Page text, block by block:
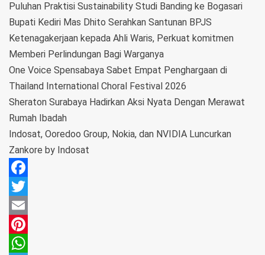
Puluhan Praktisi Sustainability Studi Banding ke Bogasari
Bupati Kediri Mas Dhito Serahkan Santunan BPJS
Ketenagakerjaan kepada Ahli Waris, Perkuat komitmen
Memberi Perlindungan Bagi Warganya
One Voice Spensabaya Sabet Empat Penghargaan di
Thailand International Choral Festival 2026
Sheraton Surabaya Hadirkan Aksi Nyata Dengan Merawat
Rumah Ibadah
Indosat, Ooredoo Group, Nokia, dan NVIDIA Luncurkan
Zankore by Indosat
Facebook
Twitter
Email
Pinterest